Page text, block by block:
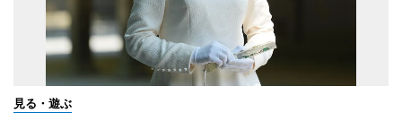
見る・遊ぶ